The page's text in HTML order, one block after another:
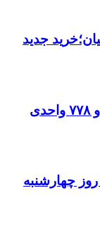
جدید
تداوم ریزش بورس؛ افت ۴۲ هزار و ۷۷۸ واحدی
چهارشنبه